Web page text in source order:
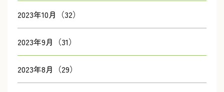
2023年10月（32）
2023年9月（31）
2023年8月（29）